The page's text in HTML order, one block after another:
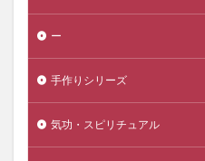
ー
手作りシリーズ
気功・スピリチュアル